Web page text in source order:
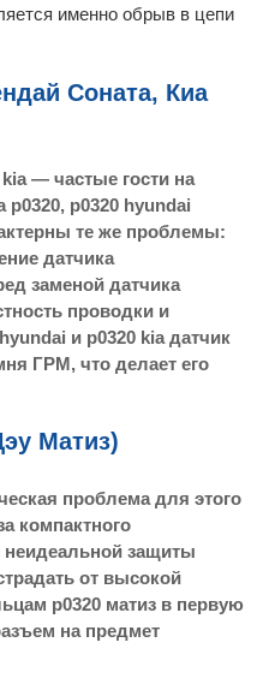
именно обрыв в цепи
Соната, Киа
— частые гости на
p0320 hyundai
те же проблемы:
датчика
заменой датчика
проводки и
и p0320 kia датчик
ГРМ, что делает его
Матиз)
проблема для этого
компактного
неидеальной защиты
от высокой
p0320 матиз в первую
на предмет